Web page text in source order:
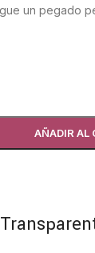
un pegado
AÑADIR AL